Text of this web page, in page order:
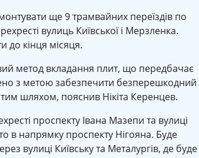
ще 9 трамвайних переїздів по
вулиць Київської і Мерзленка.
до кінця місяця.
метод вкладання плит, що передбачає
з метою забезпечити безперешкодний
шляхом, пояснив Нікіта Керенцев.
проспекту Івана Мазепи та вулиці
в напрямку проспекту Нігояна. Буде
вулиці Київську та Металургів, де буде